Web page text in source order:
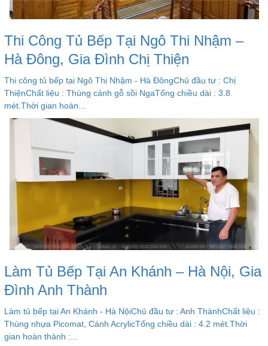
Thi Công Tủ Bếp Tại Ngô Thi Nhậm –
Hà Đông, Gia Đình Chị Thiện
Thi công tủ bếp tại Ngô Thị Nhậm - Hà ĐôngChủ đầu tư : Chị
ThiệnChất liệu : Thùng cánh gỗ sồi NgaTổng chiều dài : 3.8
mét.Thời gian hoàn...
Làm Tủ Bếp Tại An Khánh – Hà Nội, Gia
Đình Anh Thành
Làm tủ bếp tại An Khánh - Hà NộiChủ đầu tư : Anh ThànhChất liệu :
Thùng nhựa Picomat, Cánh AcrylicTổng chiều dài : 4.2 mét.Thời
gian hoàn thành :...